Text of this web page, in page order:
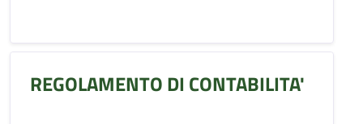
REGOLAMENTO DI CONTABILITA'